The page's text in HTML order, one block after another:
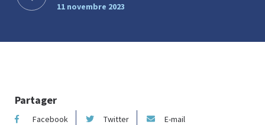
11 novembre 2023
Partager
Facebook Twitter E-mail